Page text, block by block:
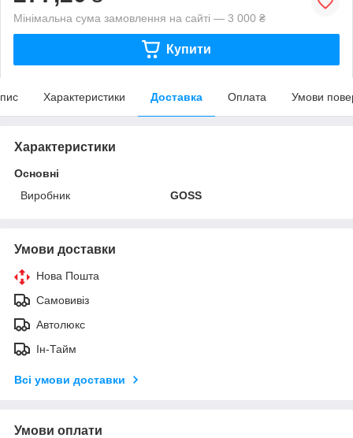
Мінімальна сума замовлення на сайті — 3 000 ₴
Купити
Характеристики Доставка Оплата Умови
Характеристики
Основні
Виробник
GOSS
Умови доставки
Нова Пошта
Самовивіз
Автолюкс
Ін-Тайм
Всі умови доставки
Умови оплати